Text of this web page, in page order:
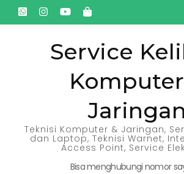
Lompat
ke
Service
Jaringan
Teknisi Komputer & Jaringan,
dan Laptop, Teknisi Warnet,
Access Point, Service
Bisa menghubungi nomor